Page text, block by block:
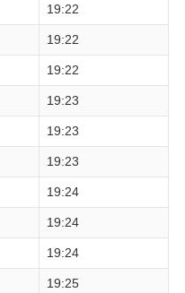
19:22
19:22
19:22
19:23
19:23
19:23
19:24
19:24
19:24
19:25